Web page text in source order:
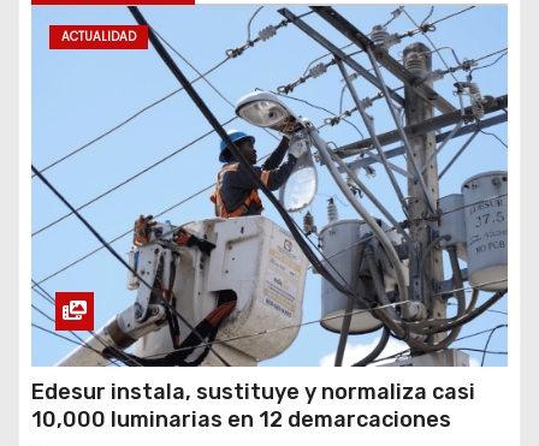
ACTUALIDAD
Edesur instala, sustituye y normaliza casi
10,000 luminarias en 12 demarcaciones